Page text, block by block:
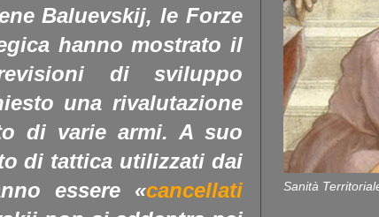
Baluevskij, le Forze
hanno mostrato il
di sviluppo
una rivalutazione
di varie armi. A suo
di tattica utilizzati dai
essere «cancellati
Sanità